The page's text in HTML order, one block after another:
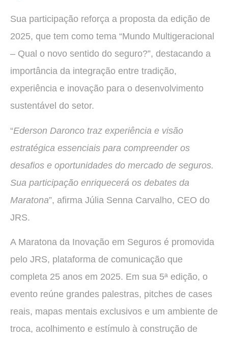
Sua participação reforça a proposta da edição de
2025, que tem como tema “Mundo Multigeracional
– Qual o novo sentido do seguro?”, destacando a
importância da integração entre tradição,
experiência e inovação para o desenvolvimento
sustentável do setor.
“Ederson Daronco traz experiência e visão
estratégica essenciais para compreender os
desafios e oportunidades do mercado de seguros.
Sua participação enriquecerá os debates da
Maratona”, afirma Júlia Senna Carvalho, CEO do
JRS.
A Maratona da Inovação em Seguros é promovida
pelo JRS, plataforma de comunicação que
completa 25 anos em 2025. Em sua 5ª edição, o
evento reúne grandes palestras, pitches de cases
reais, mapas mentais exclusivos e um ambiente de
troca, acolhimento e estímulo à construção de